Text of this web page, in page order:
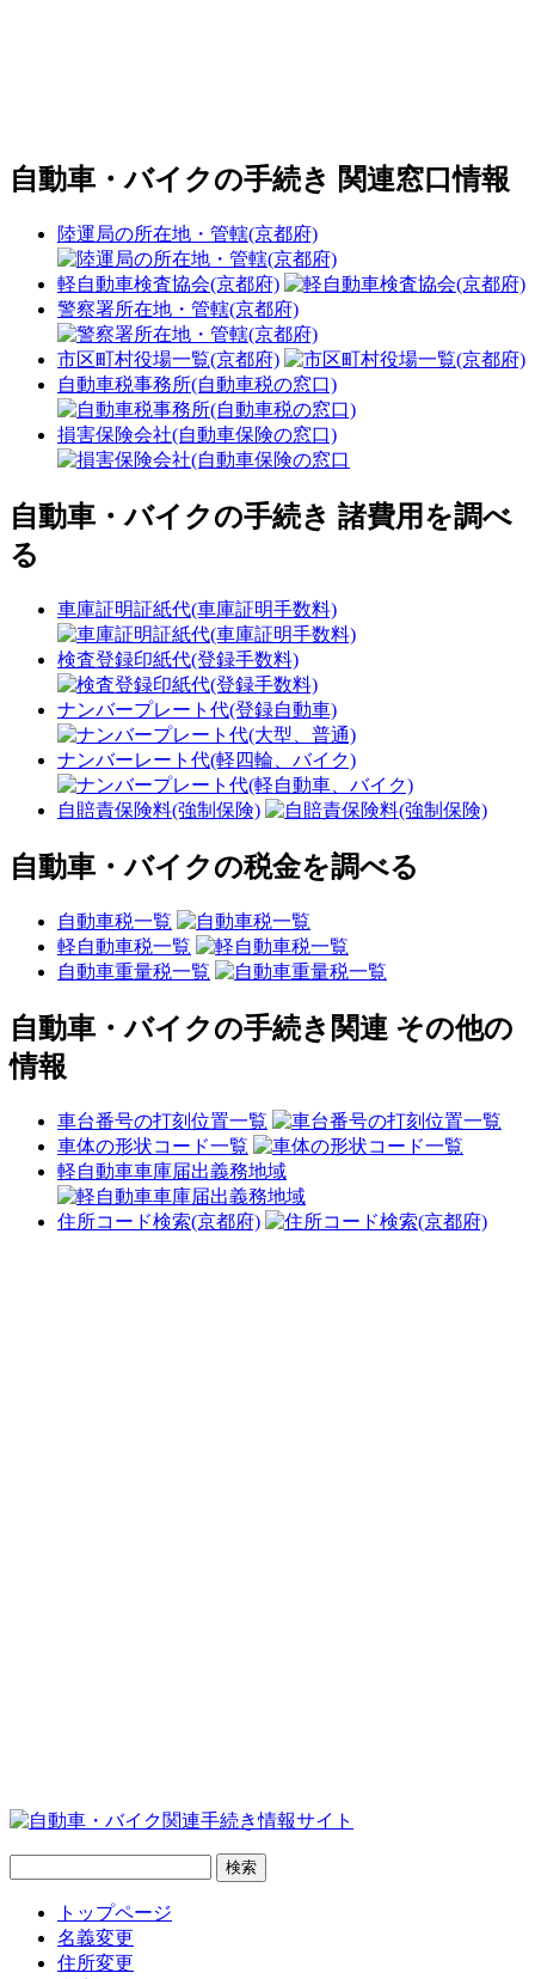
自動車・バイクの手続き 関連窓口情報
陸運局の所在地・管轄(京都府)
軽自動車検査協会(京都府)
警察署所在地・管轄(京都府)
市区町村役場一覧(京都府)
自動車税事務所(自動車税の窓口)
損害保険会社(自動車保険の窓口)
自動車・バイクの手続き 諸費用を調べ
る
車庫証明証紙代(車庫証明手数料)
検査登録印紙代(登録手数料)
ナンバープレート代(登録自動車)
ナンバーレート代(軽四輪、バイク)
自賠責保険料(強制保険)
自動車・バイクの税金を調べる
自動車税一覧
軽自動車税一覧
自動車重量税一覧
自動車・バイクの手続き関連 その他の
情報
車台番号の打刻位置一覧
車体の形状コード一覧
軽自動車車庫届出義務地域
住所コード検索(京都府)
トップページ
名義変更
住所変更